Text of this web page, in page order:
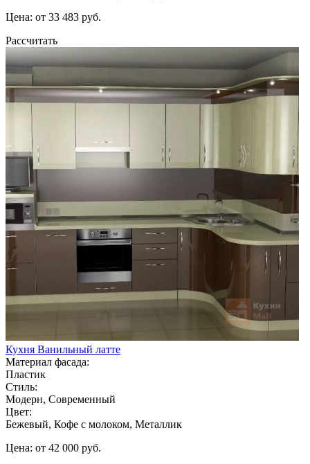
Цена: от 33 483 руб.
Рассчитать
Кухня Ванильный латте
Материал фасада:
Пластик
Стиль:
Модерн, Современный
Цвет:
Бежевый, Кофе с молоком, Металлик
Цена: от 42 000 руб.